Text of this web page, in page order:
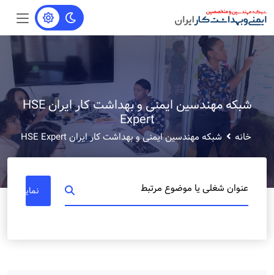
شبکه مهندسین ایمنی و بهداشت کار ایران HSE
Expert
خانه شبکه مهندسین ایمنی و بهداشت کار ایران HSE Expert
عنوان شغلی یا موضوع مرتبط نمایش